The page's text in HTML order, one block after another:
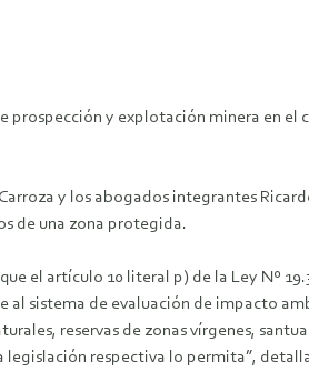
y explotación minera en el
y los abogados integrantes
de una zona protegida.
el artículo 10 literal p) de la Ley Nº
al sistema de evaluación de impacto
reservas de zonas vírgenes,
legislación respectiva lo permita”,